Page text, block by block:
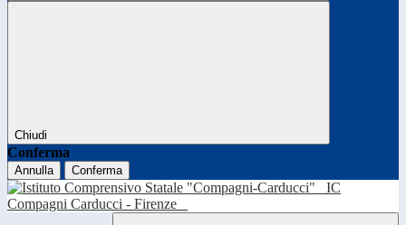
Chiudi
Conferma
Annulla Conferma
IC
Compagni Carducci - Firenze